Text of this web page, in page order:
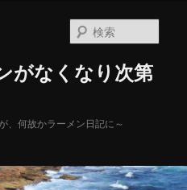
がなくなり次第
、何故かラーメン日記に～
索